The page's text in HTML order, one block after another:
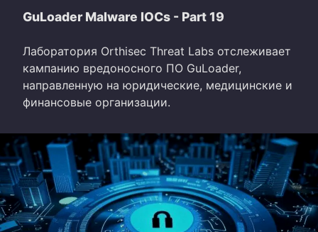
GuLoader Malware IOCs - Part 19
Лаборатория Orthisec Threat Labs отслеживает
кампанию вредоносного ПО GuLoader,
направленную на юридические, медицинские и
финансовые организации.